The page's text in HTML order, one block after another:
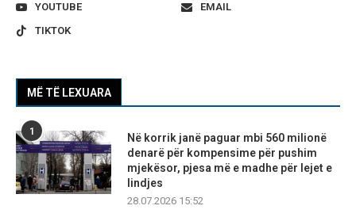
YOUTUBE
EMAIL
TIKTOK
MË TË LEXUARA
1
Në korrik janë paguar mbi 560 milionë
denarë për kompensime për pushim
mjekësor, pjesa më e madhe për lejet e
lindjes
28.07.2026 15:52